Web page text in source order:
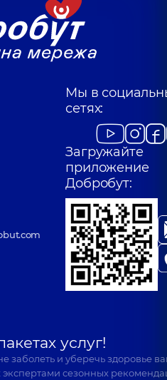
Мы в
сетях:
Загружайте
приложение
Добробут:
услуг!
заболеть и уберечь здоровье
сезонных